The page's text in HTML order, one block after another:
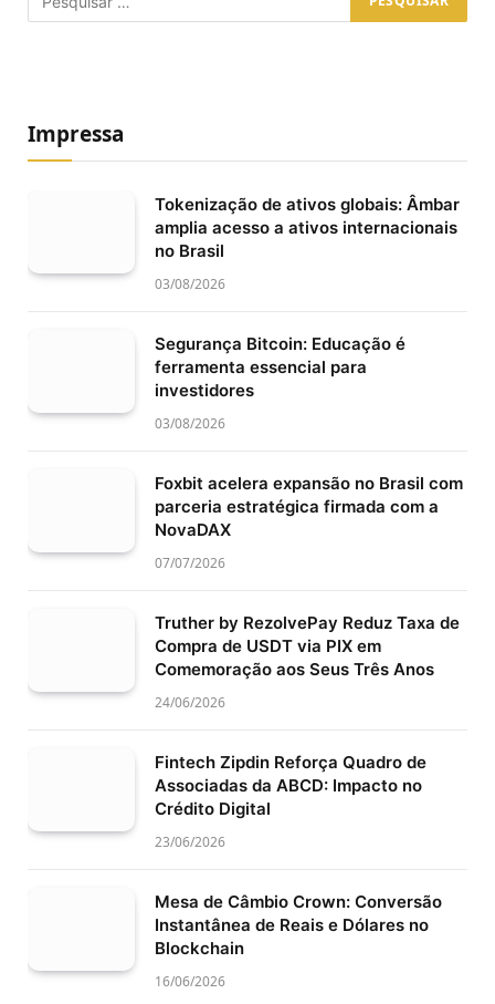
Impressa
Tokenização de ativos globais: Âmbar
amplia acesso a ativos internacionais
no Brasil
03/08/2026
Segurança Bitcoin: Educação é
ferramenta essencial para
investidores
03/08/2026
Foxbit acelera expansão no Brasil com
parceria estratégica firmada com a
NovaDAX
07/07/2026
Truther by RezolvePay Reduz Taxa de
Compra de USDT via PIX em
Comemoração aos Seus Três Anos
24/06/2026
Fintech Zipdin Reforça Quadro de
Associadas da ABCD: Impacto no
Crédito Digital
23/06/2026
Mesa de Câmbio Crown: Conversão
Instantânea de Reais e Dólares no
Blockchain
16/06/2026